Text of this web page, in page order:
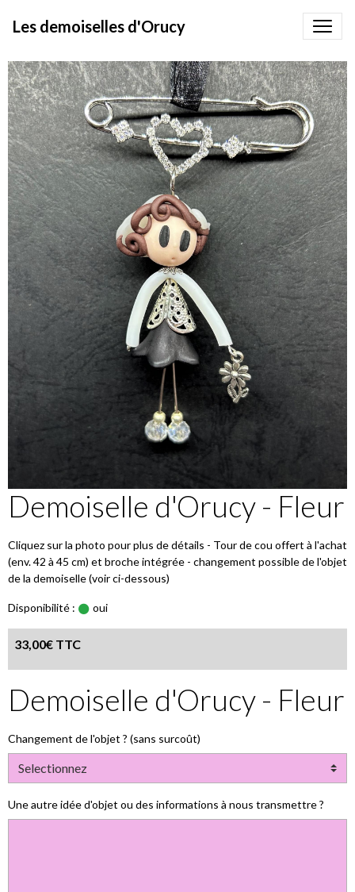
Les demoiselles d'Orucy
Demoiselle d'Orucy - Fleur
Cliquez sur la photo pour plus de détails - Tour de cou offert à l'achat
(env. 42 à 45 cm) et broche intégrée - changement possible de l'objet
de la demoiselle (voir ci-dessous)
Disponibilité : oui
33,00€ TTC
Demoiselle d'Orucy - Fleur
Changement de l'objet ? (sans surcoût)
Une autre idée d'objet ou des informations à nous transmettre ?